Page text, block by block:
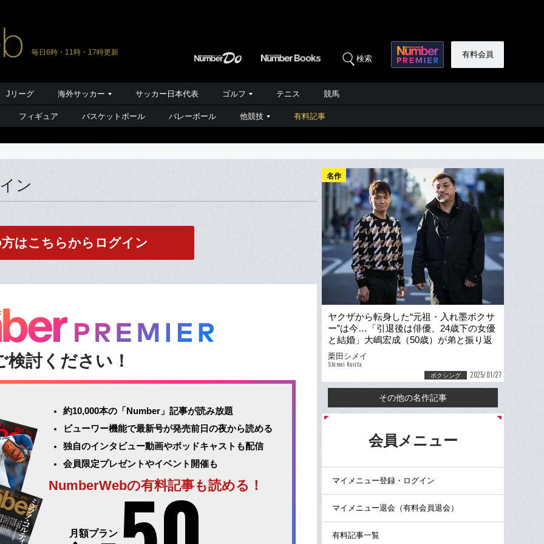
毎日6時・11時・17時更新
検索 有料会員
Jリーグ 海外サッカー サッカー日本代表 ゴルフ テニス 競馬
フィギュア バスケットボール バレーボール 他競技 有料記事
ン
はこちらからログイン
検討ください！
約10,000本の「Number」記事が読み放題
ビューワー機能で最新号が発売前日の夜から読める
独自のインタビュー動画やポッドキャストも配信
会員限定プレゼントやイベント開催も
NumberWebの有料記事も読める！
月額プラン
名作
ヤクザから転身した“元祖・入れ墨ボクサ
ー”は今…「引退後は俳優、24歳下の女優
と結婚」大嶋宏成（50歳）が弟と振り返
る激動の人生
栗田シメイ
Shimei Kurita
ボクシング 2025/01/27
その他の名作記事
会員メニュー
マイメニュー登録・ログイン
マイメニュー退会（有料会員退会）
有料記事一覧